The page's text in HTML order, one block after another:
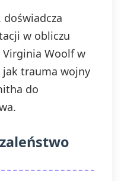
doświadcza
w obliczu
Woolf w
trauma wojny
do